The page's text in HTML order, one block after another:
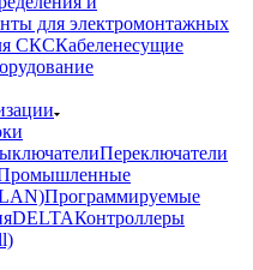
для электромонтажных
СКСКабеленесущие
Переключатели
Программируемые
DELTAКонтроллеры